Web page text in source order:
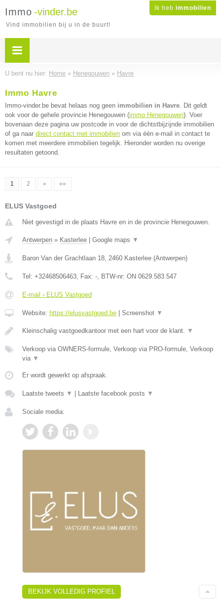
Ik heb immobilien
Immo -vinder.be
Vind immobilien bij u in de buurt!
U bent nu hier: Home » Henegouwen » Havre
Immo Havre
Immo-vinder.be bevat helaas nog geen immobilien in Havre. Dit geldt
ook voor de gehele provincie Henegouwen (immo Henegouwen). Voer
bovenaan deze pagina uw postcode in voor de dichtstbijzijnde immobilien
of ga naar direct contact met immobilien om via één e-mail in contact te
komen met meerdere immobilien tegelijk. Hieronder worden nu overige
resultaten getoond.
1 2 » »»
ELUS Vastgoed
Niet gevestigd in de plaats Havre en in de provincie Henegouwen.
Antwerpen » Kasterlee Google maps ▼
Baron Van der Grachtlaan 18, 2460 Kasterlee (Antwerpen)
Tel: +32468506463, Fax: -, BTW-nr: ON 0629.583.547
E-mail › ELUS Vastgoed
Website: https://elusvastgoed.be Screenshot ▼
Kleinschalig vastgoedkantoor met een hart voor de klant. ▼
Verkoop via OWNERS-formule, Verkoop via PRO-formule, Verkoop
via ▼
Er wordt gewerkt op afspraak.
Laatste tweets ▼ Laatste facebook posts ▼
Sociale media:
BEKIJK VOLLEDIG PROFIEL